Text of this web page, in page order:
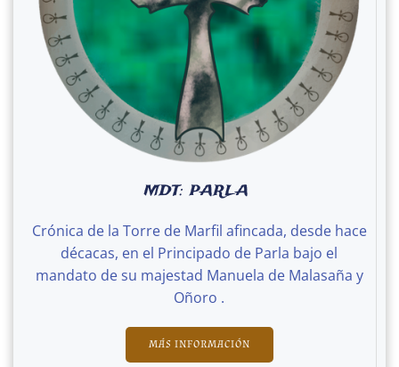
MDT: PARLA
Crónica de la Torre de Marfil afincada, desde hace
décacas, en el Principado de Parla bajo el
mandato de su majestad Manuela de Malasaña y
Oñoro .
MÁS INFORMACIÓN